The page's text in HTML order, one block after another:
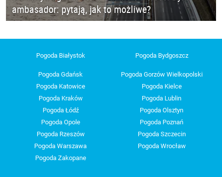
ambasador: pytają, jak to możliwe?
Pogoda Białystok Pogoda Bydgoszcz
Pogoda Gdańsk
Pogoda Gorzów Wielkopolski
Pogoda Katowice
Pogoda Kielce
Pogoda Kraków
Pogoda Lublin
Pogoda Łódź
Pogoda Olsztyn
Pogoda Opole
Pogoda Poznań
Pogoda Rzeszów
Pogoda Szczecin
Pogoda Warszawa
Pogoda Wrocław
Pogoda Zakopane